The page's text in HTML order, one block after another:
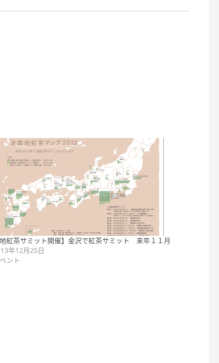
紅茶サミット開催】金沢で紅茶サミット 来年１１月
年12月25日
ント